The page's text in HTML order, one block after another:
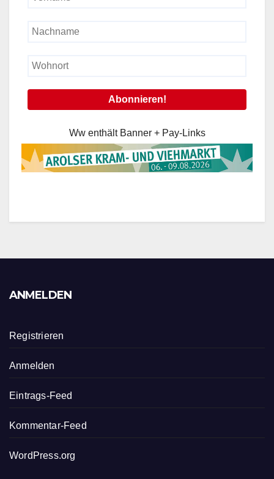
Ww enthält Banner + Pay-Links
ANMELDEN
Registrieren
Anmelden
Eintrags-Feed
Kommentar-Feed
WordPress.org